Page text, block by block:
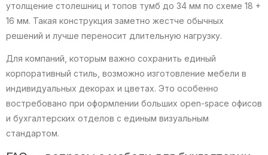
утолщение столешниц и топов тумб до 34 мм по схеме 18 +
16 мм. Такая конструкция заметно жестче обычных
решений и лучше переносит длительную нагрузку.
Для компаний, которым важно сохранить единый
корпоративный стиль, возможно изготовление мебели в
индивидуальных декорах и цветах. Это особенно
востребовано при оформлении больших open-space офисов
и бухгалтерских отделов с единым визуальным
стандартом.